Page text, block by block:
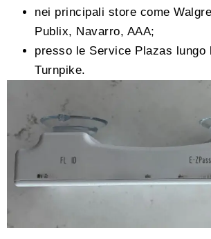
nei principali store come
Publix, Navarro, AAA;
presso le Service Plazas lungo
Turnpike.